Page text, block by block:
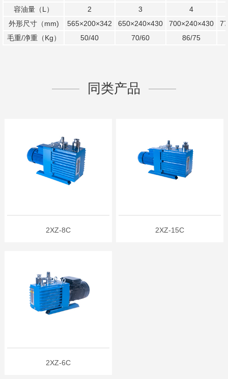
容油量（L）
2 3
4
外形尺寸（mm)
565×200×342 650×240×430 700×240×430
毛重/净重（Kg）
50/40 70/60 86/75
同类产品
2XZ-8C 2XZ-15C
2XZ-6C